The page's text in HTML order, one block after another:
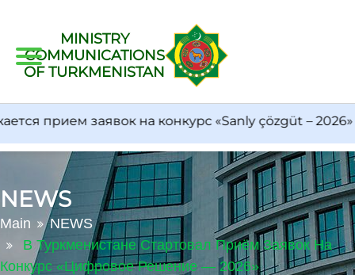
MINISTRY
COMMUNICATIONS
OF TURKMENISTAN
прием заявок на конкурс «Sanly çözgüt – 2026»
NEWS
Main
NEWS
В Туркменистане Стартовал Приём Заявок На
Конкурс «Цифровое Решение — 2026»